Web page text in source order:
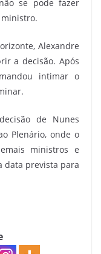
se pode fazer
ministro.
Alexandre
a decisão. Após
intimar o
de Nunes
Plenário, onde o
ministros e
data prevista para